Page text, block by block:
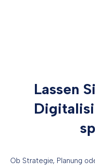
Lassen
Ob Strategie, Planung